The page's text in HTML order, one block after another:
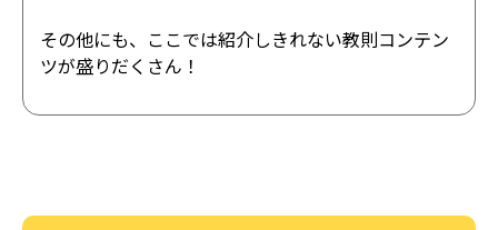
その他にも、ここでは紹介しきれない教則コンテン
ツが盛りだくさん！